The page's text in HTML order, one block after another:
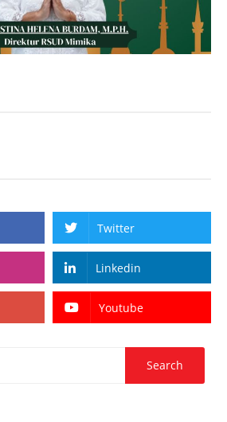
Twitter
Linkedin
Youtube